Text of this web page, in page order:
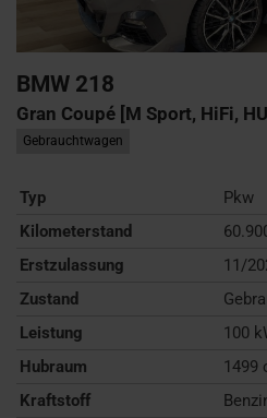
BMW 218
Gran Coupé [M Sport, HiFi,
Gebrauchtwagen
Typ
Pkw
Kilometerstand
Erstzulassung
11/
Zustand
Leistung
100
Hubraum
1499
Kraftstoff